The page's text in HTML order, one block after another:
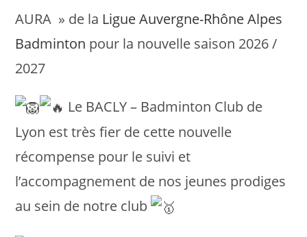
AURA » de la Ligue Auvergne-Rhône Alpes
Badminton pour la nouvelle saison 2026 /
2027
Le BACLY – Badminton Club de
Lyon est très fier de cette nouvelle
récompense pour le suivi et
l’accompagnement de nos jeunes prodiges
au sein de notre club